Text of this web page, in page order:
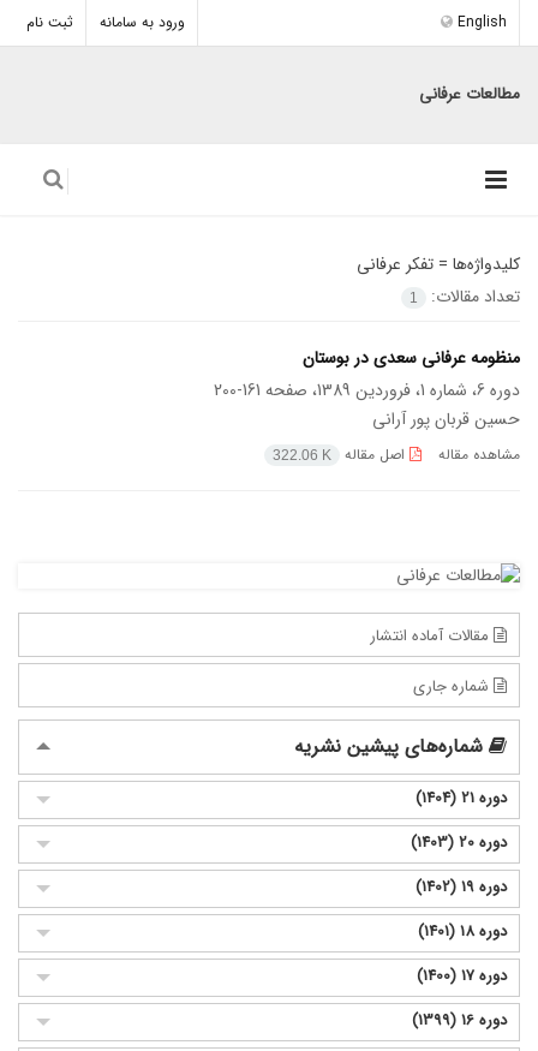
ورود به سامانه ثبت نام English
مطالعات عرفانی
کلیدواژه‌ها = تفکر عرفانی
تعداد مقالات:
1
منظومه عرفانی سعدی در بوستان
دوره 6، شماره 1، فروردین 1389، صفحه
161-200
حسین قربان پور آرانی
مشاهده مقاله اصل مقاله 322.06 K
مقالات آماده انتشار
شماره جاری
شماره‌های پیشین نشریه
دوره 21 (1404)
دوره 20 (1403)
دوره 19 (1402)
دوره 18 (1401)
دوره 17 (1400)
دوره 16 (1399)